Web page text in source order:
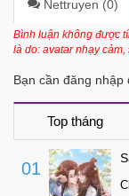
Chapter 786
Chapter 785
Chapter 783
Chapter 782
Chapter 781
Chapter 780
Nettruyen (0)
Bình luận không được
là do: avatar nhạy
Bạn cần đăng nhập
Top tháng
01